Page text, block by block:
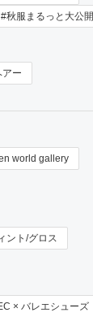
#秋服まるっと大公開
アー
world gallery
ント/グロス
× バレエシューズ